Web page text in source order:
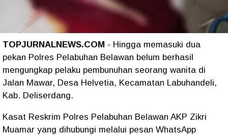
TOPJURNALNEWS.COM - Hingga memasuki dua
pekan Polres Pelabuhan Belawan belum berhasil
mengungkap pelaku pembunuhan seorang wanita di
Jalan Mawar, Desa Helvetia, Kecamatan Labuhandeli,
Kab. Deliserdang.
Kasat Reskrim Polres Pelabuhan Belawan AKP Zikri
Muamar yang dihubungi melalui pesan WhatsApp